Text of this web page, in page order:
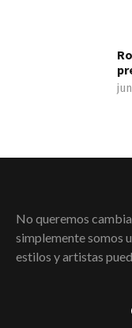
No queremos
simplemente somos
estilos y artistas